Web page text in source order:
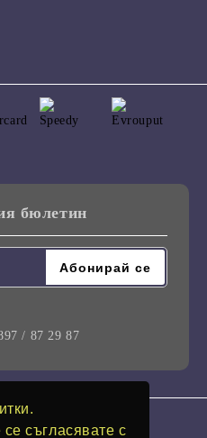
съгласявате с
бюлетин
/ 87 29 87